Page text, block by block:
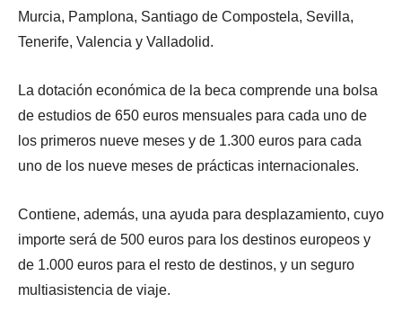
Murcia, Pamplona, Santiago de Compostela, Sevilla,
Tenerife, Valencia y Valladolid.
La dotación económica de la beca comprende una bolsa
de estudios de 650 euros mensuales para cada uno de
los primeros nueve meses y de 1.300 euros para cada
uno de los nueve meses de prácticas internacionales.
Contiene, además, una ayuda para desplazamiento, cuyo
importe será de 500 euros para los destinos europeos y
de 1.000 euros para el resto de destinos, y un seguro
multiasistencia de viaje.